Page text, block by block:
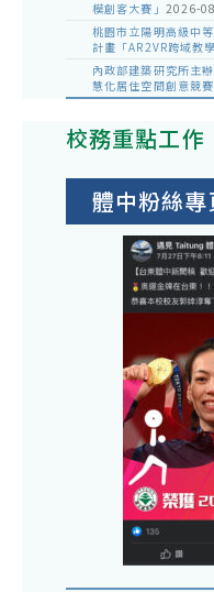
模創客大賽」 2026-
桃園市立陽明高級中
計畫「AR2VR跨域教
內政部建築研究所主
慧化居住空間創意競
校務重點工作
體中粉絲專